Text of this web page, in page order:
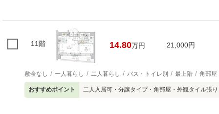
11階 14.80万円 21,000円
敷金なし 一人暮らし 二人暮らし バス・トイレ別 最上階 角部屋
おすすめポイント 二人入居可・分譲タイプ・角部屋・外観タイル張